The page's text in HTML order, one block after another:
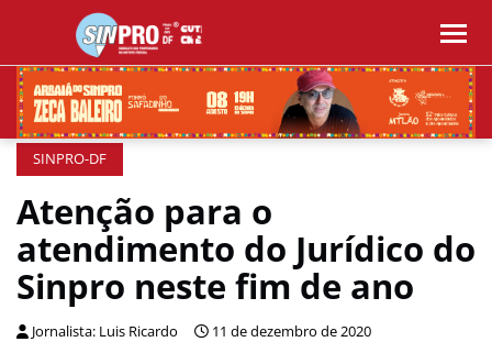
SINPRO-DF
Atenção para o
atendimento do Jurídico do
Sinpro neste fim de ano
Jornalista: Luis Ricardo 11 de dezembro de 2020